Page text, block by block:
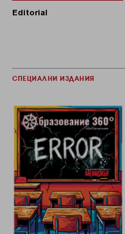
Editorial
СПЕЦИАЛНИ ИЗДАНИЯ